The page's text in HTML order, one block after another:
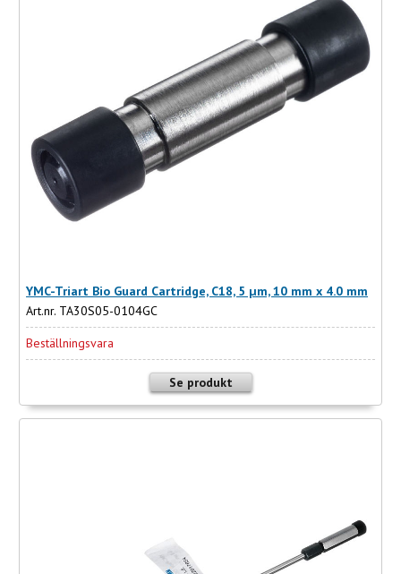
YMC-Triart Bio Guard Cartridge, C18, 5 µm, 10 mm x 4.0 mm
Art.nr. TA30S05-0104GC
Beställningsvara
Se produkt